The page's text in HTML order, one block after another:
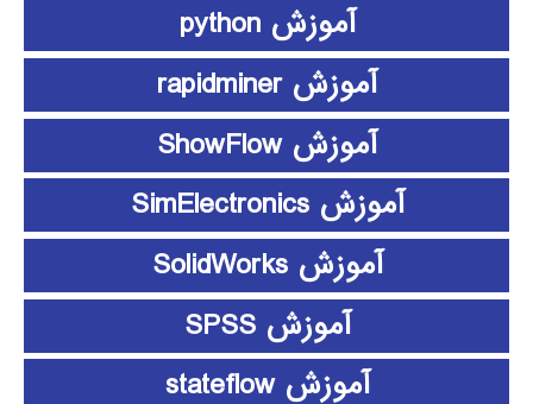
آموزش python
آموزش rapidminer
آموزش ShowFlow
آموزش SimElectronics
آموزش SolidWorks
آموزش SPSS
آموزش stateflow